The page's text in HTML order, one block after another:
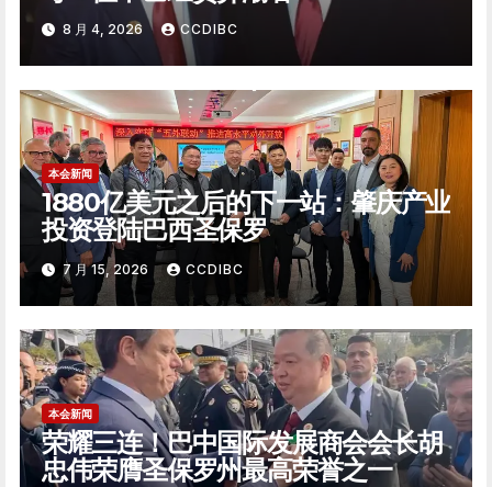
8 月 4, 2026 CCDIBC
本会新闻
1880亿美元之后的下一站：肇庆产业
投资登陆巴西圣保罗
7 月 15, 2026 CCDIBC
本会新闻
荣耀三连！巴中国际发展商会会长胡
忠伟荣膺圣保罗州最高荣誉之一